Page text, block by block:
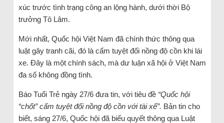
xúc trước tình trạng công an lộng hành, dưới thời Bộ
trưởng Tô Lâm.
Mới nhất, Quốc hội Việt Nam đã chính thức thông qua
luật gây tranh cãi, đó là cấm tuyệt đối nồng độ cồn khi lái
xe. Đây là một chính sách, mà dư luận xã hội ở Việt Nam
đa số không đồng tình.
Báo Tuổi Trẻ ngày 27/6 đưa tin, với tiêu đề “Quốc hội
“chốt” cấm tuyệt đối nồng độ cồn với tài xế”. Bản tin cho
biết, sáng 27/6, Quốc hội đã biểu quyết thông qua Luật